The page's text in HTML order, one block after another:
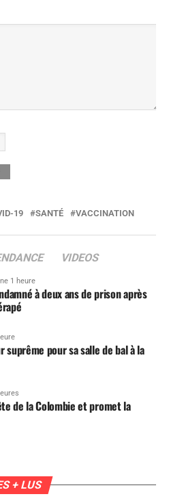
19 SANTÉ VACCINATION
VIDEOS
1 heure
à deux ans de prison après
suprême pour sa salle de bal à la
de la Colombie et promet la
+ LUS